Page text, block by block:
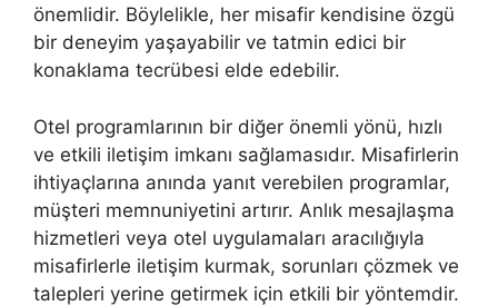
önemlidir. Böylelikle, her misafir kendisine özgü
bir deneyim yaşayabilir ve tatmin edici bir
konaklama tecrübesi elde edebilir.
Otel programlarının bir diğer önemli yönü, hızlı
ve etkili iletişim imkanı sağlamasıdır. Misafirlerin
ihtiyaçlarına anında yanıt verebilen programlar,
müşteri memnuniyetini artırır. Anlık mesajlaşma
hizmetleri veya otel uygulamaları aracılığıyla
misafirlerle iletişim kurmak, sorunları çözmek ve
talepleri yerine getirmek için etkili bir yöntemdir.